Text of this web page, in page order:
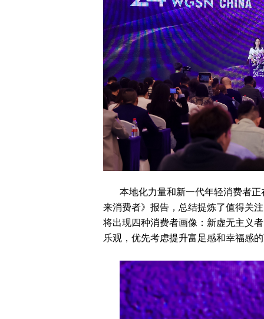
本地化力量和新一代年轻消费者
来消费者》报告，总结提炼了值得关
将出现四种消费者画像：新虚无主义
乐观，优先考虑提升富足感和幸福感